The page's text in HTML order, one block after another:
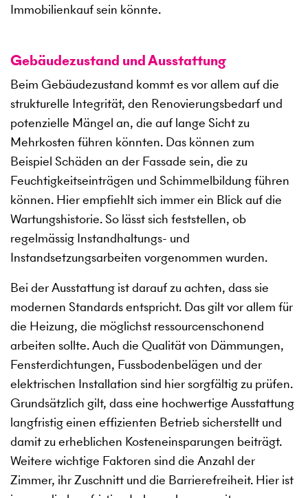
Immobilienkauf sein könnte.
Gebäudezustand und Ausstattung
Beim Gebäudezustand kommt es vor allem auf die
strukturelle Integrität, den Renovierungsbedarf und
potenzielle Mängel an, die auf lange Sicht zu
Mehrkosten führen könnten. Das können zum
Beispiel Schäden an der Fassade sein, die zu
Feuchtigkeitseinträgen und Schimmelbildung führen
können. Hier empfiehlt sich immer ein Blick auf die
Wartungshistorie. So lässt sich feststellen, ob
regelmässig Instandhaltungs- und
Instandsetzungsarbeiten vorgenommen wurden.
Bei der Ausstattung ist darauf zu achten, dass sie
modernen Standards entspricht. Das gilt vor allem für
die Heizung, die möglichst ressourcenschonend
arbeiten sollte. Auch die Qualität von Dämmungen,
Fensterdichtungen, Fussbodenbelägen und der
elektrischen Installation sind hier sorgfältig zu prüfen.
Grundsätzlich gilt, dass eine hochwertige Ausstattung
langfristig einen effizienten Betrieb sicherstellt und
damit zu erheblichen Kosteneinsparungen beiträgt.
Weitere wichtige Faktoren sind die Anzahl der
Zimmer, ihr Zuschnitt und die Barrierefreiheit. Hier ist